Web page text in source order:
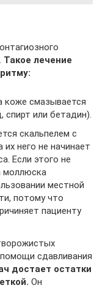
Такое лечение
коже смазывается
или бетадин).
скальпелем с
него не начинает
Если этого не
моллюска
местной
потому что
пациенту
сдавливания
достает остатки
Он